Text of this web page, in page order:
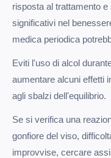
risposta al trattamento
significativi nel
medica periodica
Eviti l'uso di alcol
aumentare alcuni effetti
agli sbalzi dell'equilibrio.
Se si verifica una
gonfiore del viso,
improvvise, cercare